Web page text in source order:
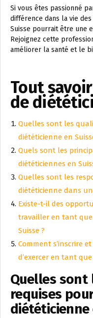
Si vous êtes passionné
différence dans la vie
Suisse pourrait être une
Rejoignez cette
améliorer la santé et le
Tout
de
Quelles sont les
diététicienne en
Quels sont les
diététiciennes en
Quelles sont les
diététicienne dans
Existe-t-il des
travailler en tant
Suisse ?
Comment s’inscrire
d’exercer en tant
Quelles
requises
diététicienne